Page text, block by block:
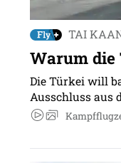
TAI
Warum die
Die Türkei will
Ausschluss aus